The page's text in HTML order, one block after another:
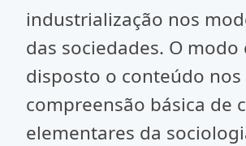
industrialização nos
das sociedades. O
disposto o conteúdo
compreensão básica de
elementares da